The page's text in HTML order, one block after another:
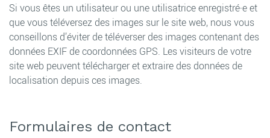
Si vous êtes un utilisateur ou une utilisatrice enregistré·e et
que vous téléversez des images sur le site web, nous vous
conseillons d’éviter de téléverser des images contenant des
données EXIF de coordonnées GPS. Les visiteurs de votre
site web peuvent télécharger et extraire des données de
localisation depuis ces images.
Formulaires de contact